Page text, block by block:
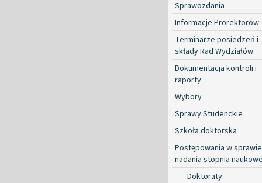
Sprawozdania
Informacje Prorektorów
Terminarze posiedzeń i
składy Rad Wydziałów
Dokumentacja kontroli i
raporty
Wybory
Sprawy Studenckie
Szkoła doktorska
Postępowania w sprawie
nadania stopnia
Doktoraty